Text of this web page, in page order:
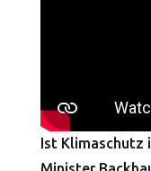
Ist Klimaschutz